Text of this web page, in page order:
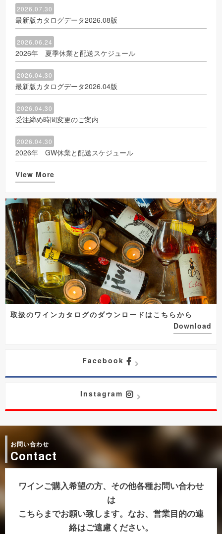
2026.07.30
最新版カタログデータ2026.08版
2026.06.24
2026年 夏季休業と配送スケジュール
2026.04.30
最新版カタログデータ2026.04版
2026.04.30
受注締め時間変更のご案内
2026.04.30
2026年 GW休業と配送スケジュール
View More
取扱のワインカタログのダウンロードはこちらから
Download
Facebook
Instagram
お問い合わせ
Contact
ワインご購入希望の方、その他各種お問い合わせ
は
こちらまでお願い致します。なお、営業目的の連
絡はご遠慮ください。